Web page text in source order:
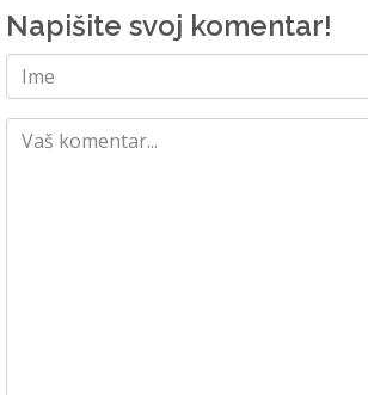
Napišite svoj komentar!